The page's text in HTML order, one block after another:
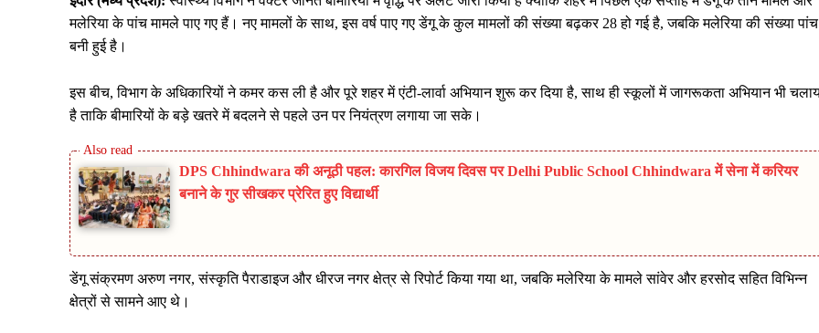
मलेरिया के पांच मामले पाए गए हैं। नए मामलों के साथ, इस वर्ष पाए गए डेंगू के कुल मामलों की संख्या बढ़कर 28 हो गई है, जबकि मलेरिया की संख्या पांच
बनी हुई है।
इस बीच, विभाग के अधिकारियों ने कमर कस ली है और पूरे शहर में एंटी-लार्वा अभियान शुरू कर दिया है, साथ ही स्कूलों में जागरूकता अभियान भी
है ताकि बीमारियों के बड़े खतरे में बदलने से पहले उन पर नियंत्रण लगाया जा सके।
DPS Chhindwara की अनूठी पहल: कारगिल विजय दिवस पर Delhi Public School Chhindwara में सेना में करियर
बनाने के गुर सीखकर प्रेरित हुए विद्यार्थी
डेंगू संक्रमण अरुण नगर, संस्कृति पैराडाइज और धीरज नगर क्षेत्र से रिपोर्ट किया गया था, जबकि मलेरिया के मामले सांवेर और हरसोद सहित विभिन्न
क्षेत्रों से सामने आए थे।